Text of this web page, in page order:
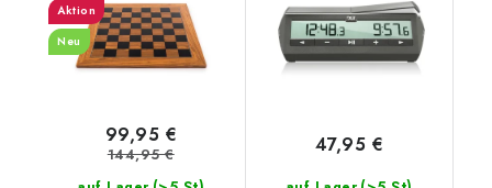
Aktion
Neu
99,95 €
144,95 € 47,95 €